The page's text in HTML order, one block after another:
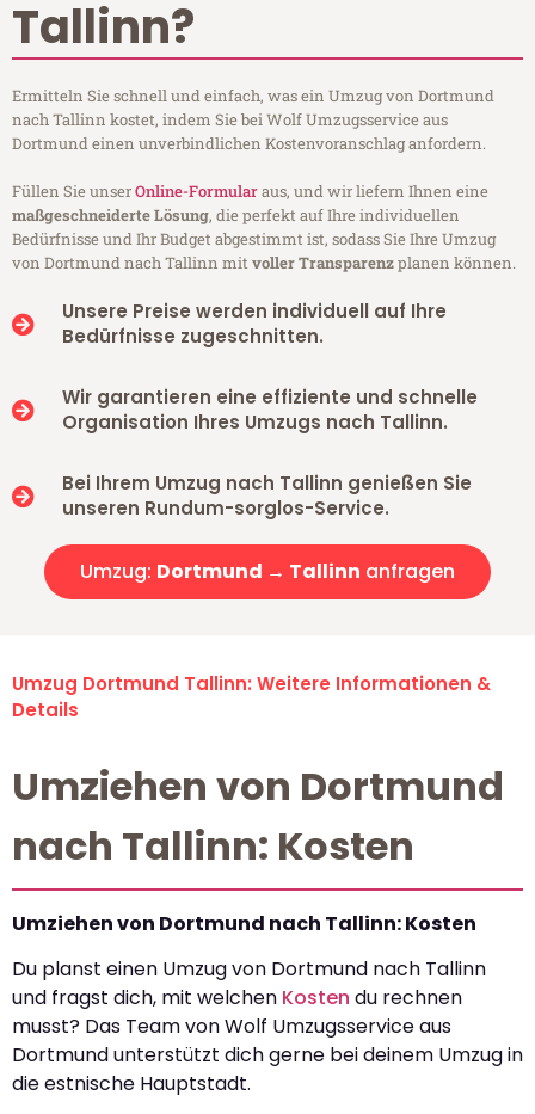
Tallinn?
Ermitteln Sie schnell und einfach, was ein Umzug von Dortmund
nach Tallinn kostet, indem Sie bei Wolf Umzugsservice aus
Dortmund einen unverbindlichen Kostenvoranschlag anfordern.
Füllen Sie unserOnline-Formularaus, und wir liefern Ihnen eine
maßgeschneiderte Lösung, die perfekt auf Ihre individuellen
Bedürfnisse und Ihr Budget abgestimmt ist, sodass Sie Ihre Umzug
von Dortmund nach Tallinn mitvoller Transparenzplanen können.
Unsere Preise werden individuell auf Ihre
Bedürfnisse zugeschnitten.
Wir garantieren eine effiziente und schnelle
Organisation Ihres Umzugs nach Tallinn.
Bei Ihrem Umzug nach Tallinn genießen Sie
unseren Rundum-sorglos-Service.
Umzug: Dortmund → Tallinn anfragen
Umzug Dortmund Tallinn: Weitere Informationen &
Details
Umziehen von Dortmund
nach Tallinn: Kosten
Umziehen von Dortmund nach Tallinn: Kosten
Du planst einen Umzug von Dortmund nach Tallinn
und fragst dich, mit welchen Kosten du rechnen
musst? Das Team von Wolf Umzugsservice aus
Dortmund unterstützt dich gerne bei deinem Umzug in
die estnische Hauptstadt.